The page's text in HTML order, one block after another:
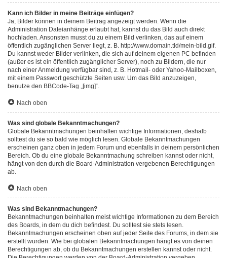
Kann ich Bilder in meine Beiträge einfügen?
Ja, Bilder können in deinem Beitrag angezeigt werden. Wenn die
Administration Dateianhänge erlaubt hat, kannst du das Bild auch direkt
hochladen. Ansonsten musst du zu einem Bild verlinken, das auf einem
öffentlich zugänglichen Server liegt, z. B. http://www.domain.tld/mein-bild.gif.
Du kannst weder Bilder verlinken, die sich auf deinem eigenen PC befinden
(außer es ist ein öffentlich zugänglicher Server), noch zu Bildern, die nur
nach einer Anmeldung verfügbar sind, z. B. Hotmail- oder Yahoo-Mailboxen,
mit einem Passwort geschützte Seiten usw. Um das Bild anzuzeigen,
benutze den BBCode-Tag „[img]“.
Nach oben
Was sind globale Bekanntmachungen?
Globale Bekanntmachungen beinhalten wichtige Informationen, deshalb
solltest du sie so bald wie möglich lesen. Globale Bekanntmachungen
erscheinen ganz oben in jedem Forum und ebenfalls in deinem persönlichen
Bereich. Ob du eine globale Bekanntmachung schreiben kannst oder nicht,
hängt von den durch die Board-Administration vergebenen Berechtigungen
ab.
Nach oben
Was sind Bekanntmachungen?
Bekanntmachungen beinhalten meist wichtige Informationen zu dem Bereich
des Boards, in dem du dich befindest. Du solltest sie stets lesen.
Bekanntmachungen erscheinen oben auf jeder Seite des Forums, in dem sie
erstellt wurden. Wie bei globalen Bekanntmachungen hängt es von deinen
Berechtigungen ab, ob du Bekanntmachungen erstellen kannst oder nicht.